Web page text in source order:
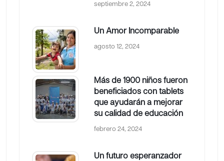
septiembre 2, 2024
Un Amor Incomparable
agosto 12, 2024
Más de 1900 niños fueron
beneficiados con tablets
que ayudarán a mejorar
su calidad de educación
febrero 24, 2024
Un futuro esperanzador